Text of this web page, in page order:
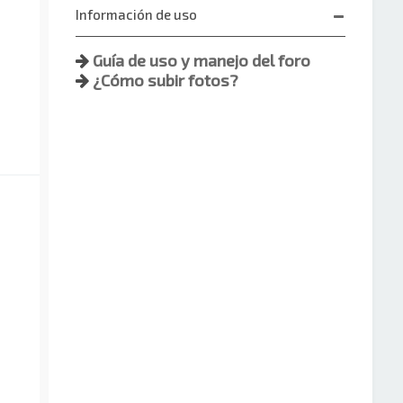
Información de uso
Guía de uso y manejo del foro
¿Cómo subir fotos?